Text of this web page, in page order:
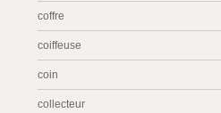
coffre
coiffeuse
coin
collecteur